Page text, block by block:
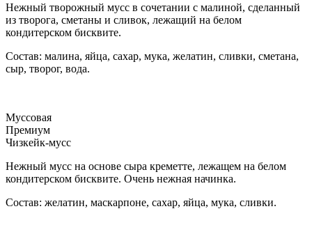
Нежный творожный мусс в сочетании с малиной, сделанный
из творога, сметаны и сливок, лежащий на белом
кондитерском бисквите.
Состав: малина, яйца, сахар, мука, желатин, сливки, сметана,
сыр, творог, вода.
Муссовая
Премиум
Чизкейк-мусс
Нежный мусс на основе сыра креметте, лежащем на белом
кондитерском бисквите. Очень нежная начинка.
Состав: желатин, маскарпоне, сахар, яйца, мука, сливки.